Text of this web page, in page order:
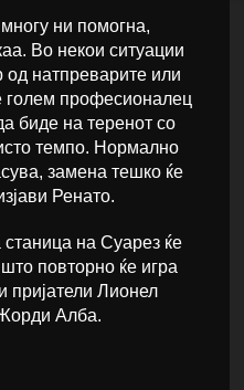
ни помогна,
Во некои ситуации
натпреварите или
голем професионалец
биде на теренот со
темпо. Нормално
замена тешко ќе
Ренато.
на Суарез ќе
повторно ќе игра
пријатели Лионел
Алба.